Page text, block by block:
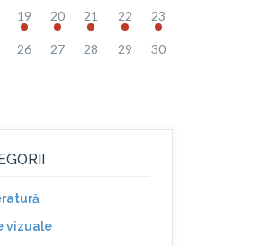
19 20 21 22 23
26 27 28 29 30
vizuale